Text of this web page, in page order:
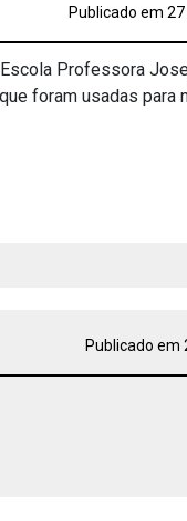
Publicado em
Professora
foram usadas para
Publicado em